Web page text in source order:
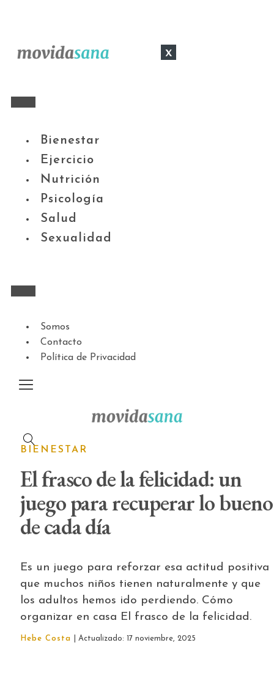
x
Bienestar
Ejercicio
Nutrición
Psicología
Salud
Sexualidad
Somos
Contacto
Política de Privacidad
BIENESTAR
El frasco de la felicidad: un
juego para recuperar lo bueno
de cada día
Es un juego para reforzar esa actitud positiva
que muchos niños tienen naturalmente y que
los adultos hemos ido perdiendo. Cómo
organizar en casa El frasco de la felicidad.
Hebe Costa | Actualizado: 17 noviembre, 2025